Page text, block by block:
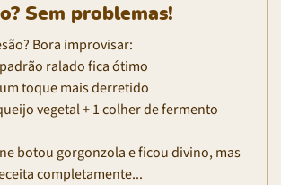
Sem problemas!
Bora improvisar:
ralado fica ótimo
toque mais derretido
vegetal + 1 colher de fermento
botou gorgonzola e ficou divino, mas
completamente...